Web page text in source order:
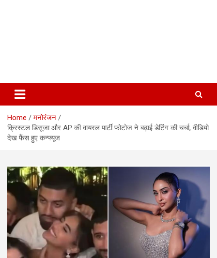
Home
मनोरंजन
क्रिस्टल डिसूजा और AP की वायरल पार्टी फोटोज ने बढ़ाई डेटिंग की चर्चा, वीडियो
देख फैंस हुए कन्फ्यूज